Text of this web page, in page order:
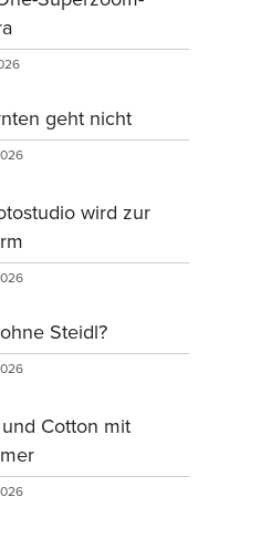
geht nicht
wird zur
Steidl?
Cotton mit